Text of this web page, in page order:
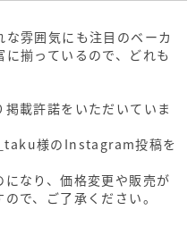
雰囲気にも注目のベーカ
揃っているので、どれも
載許諾をいただいていま
様のInstagram投稿を
なり、価格変更や販売が
で、ご了承ください。